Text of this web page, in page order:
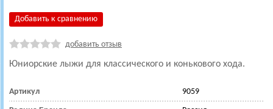
Добавить к сравнению
добавить отзыв
Юниорские лыжи для классического и конькового хода.
Артикул 9059